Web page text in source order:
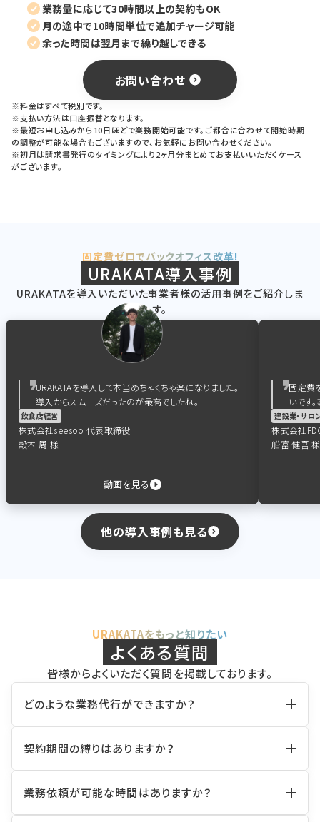
業務量に応じて30時間以上の契約もOK
月の途中で10時間単位で追加チャージ可能
余った時間は翌月まで繰り越しできる
お問い合わせ
※料金はすべて税別です。
※支払い方法は口座振替となります。
※最短お申し込みから10日ほどで業務開始可能です。ご都合に合わせて開始時期
の調整が可能な場合もございますので、お気軽にお問い合わせください。
※初月は請求書発行のタイミングにより2ヶ月分まとめてお支払いいただくケース
がございます。
固定費ゼロでバックオフィス改革!
URAKATA導入事例
URAKATAを導入いただいた事業者様の活用事例をご紹介しま
す。
URAKATAを導入して本当めちゃくちゃ楽になりました。
導入からスムーズだったのが最高でしたね。
飲食店経営
株式会社seesoo 代表取締役
穀本 周 様
動画を見る
固定費
いです
建設業・サロ
株式会社
船富 健吾 様
他の導入事例も見る
URAKATAをもっと知りたい
よくある質問
皆様からよくいただく質問を掲載しております。
どのような業務代行ができますか？
秘書・経理・労務・総務・採用・営業事務・WEB業務・事
契約期間の縛りはありますか？
お申し込みいただいたプランによって、業務期間の縛り
業務依頼が可能な時間はありますか？